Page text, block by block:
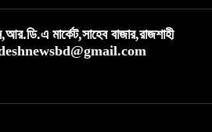
মার্কেট,সাহেব বাজার,রাজশাহী